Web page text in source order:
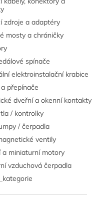
zdroje a adaptéry
mosty a chráničky
spínače
elektroinstalační krabice
přepínače
dveřní a okenní kontakty
/ kontrolky
/ čerpadla
ventily
a miniaturní motory
vzduchová čerpadla